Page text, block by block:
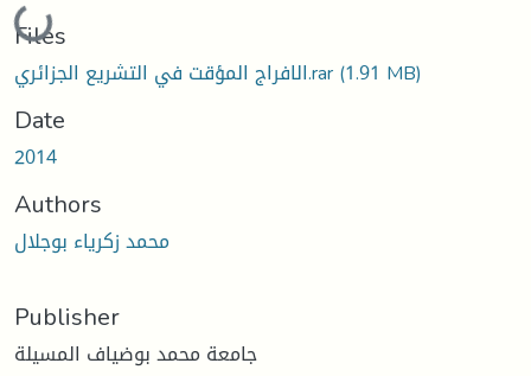
Loading...
Files
الافراج المؤقت في التشريع الجزائري.rar(1.91 MB)
Date
2014
Authors
محمد زكرياء بوجلال
Publisher
جامعة محمد بوضياف المسيلة